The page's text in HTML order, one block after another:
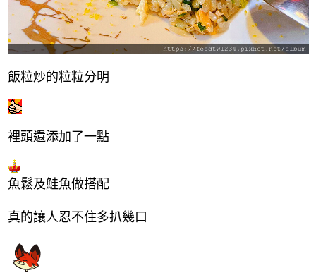
飯粒炒的粒粒分明
裡頭還添加了一點
魚鬆及鮭魚做搭配
真的讓人忍不住多扒幾口